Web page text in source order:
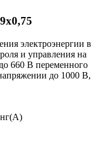
электроэнергии в
и управления на
660 В переменного
до 1000 В,